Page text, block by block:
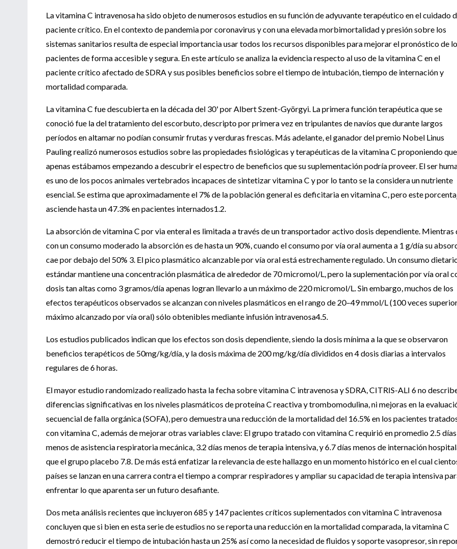
La vitamina C intravenosa ha sido objeto de numerosos estudios en su función de adyuvante terapéutico en el cuidado
paciente crítico. En el contexto de pandemia por coronavirus y con una elevada morbimortalidad y presión sobre los
sistemas sanitarios resulta de especial importancia usar todos los recursos disponibles para mejorar el pronóstico de
pacientes de forma accesible y segura. En este artículo se analiza la evidencia respecto al uso de la vitamina C en el
paciente crítico afectado de SDRA y sus posibles beneficios sobre el tiempo de intubación, tiempo de internación y
mortalidad comparada.
La vitamina C fue descubierta en la década del 30' por Albert Szent-Györgyi. La primera función terapéutica que se
conoció fue la del tratamiento del escorbuto, descripto por primera vez en tripulantes de navíos que durante largos
períodos en altamar no podían consumir frutas y verduras frescas. Más adelante, el ganador del premio Nobel Linus
Pauling realizó numerosos estudios sobre las propiedades fisiológicas y terapéuticas de la vitamina C proponiendo que
apenas estábamos empezando a descubrir el espectro de beneficios que su suplementación podría proveer. El ser
es uno de los pocos animales vertebrados incapaces de sintetizar vitamina C y por lo tanto se la considera un nutriente
esencial. Se estima que aproximadamente el 7% de la población general es deficitaria en vitamina C, pero este
asciende hasta un 47.3% en pacientes internados1.2.
La absorción de vitamina C por via enteral es limitada a través de un transportador activo dosis dependiente. Mientras
con un consumo moderado la absorción es de hasta un 90%, cuando el consumo por vía oral aumenta a 1 g/día su
cae por debajo del 50% 3. El pico plasmático alcanzable por vía oral está estrechamente regulado. Un consumo
estándar mantiene una concentración plasmática de alrededor de 70 micromol/L, pero la suplementación por vía oral
dosis tan altas como 3 gramos/día apenas logran llevarlo a un máximo de 220 micromol/L. Sin embargo, muchos de los
efectos terapéuticos observados se alcanzan con niveles plasmáticos en el rango de 20–49 mmol/L (100 veces
máximo alcanzado por vía oral) sólo obtenibles mediante infusión intravenosa4.5.
Los estudios publicados indican que los efectos son dosis dependiente, siendo la dosis mínima a la que se observaron
beneficios terapéticos de 50mg/kg/día, y la dosis máxima de 200 mg/kg/día divididos en 4 dosis diarias a intervalos
regulares de 6 horas.
El mayor estudio randomizado realizado hasta la fecha sobre vitamina C intravenosa y SDRA, CITRIS-ALI 6 no
diferencias significativas en los niveles plasmáticos de proteína C reactiva y trombomodulina, ni mejoras en la
secuencial de falla orgánica (SOFA), pero demuestra una reducción de la mortalidad del 16.5% en los pacientes
con vitamina C, además de mejorar otras variables clave: El grupo tratado con vitamina C requirió en promedio 2.5 días
menos de asistencia respiratoria mecánica, 3.2 días menos de terapia intensiva, y 6.7 días menos de internación
que el grupo placebo 7.8. De más está enfatizar la relevancia de este hallazgo en un momento histórico en el cual
países se lanzan en una carrera contra el tiempo a comprar respiradores y ampliar su capacidad de terapia intensiva
enfrentar lo que aparenta ser un futuro desafiante.
Dos meta análisis recientes que incluyeron 685 y 147 pacientes críticos suplementados con vitamina C intravenosa
concluyen que si bien en esta serie de estudios no se reporta una reducción en la mortalidad comparada, la vitamina C
demostró reducir el tiempo de intubación hasta un 25% así como la necesidad de fluidos y soporte vasopresor, sin